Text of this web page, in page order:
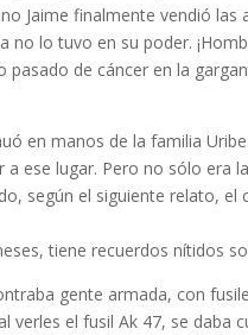
Jaime finalmente vendió las
lo tuvo en su poder.
de cáncer en la
en manos de la familia
ese lugar. Pero no sólo era
según el siguiente relato,
tiene recuerdos nítidos
gente armada, con
verles el fusil Ak 47, se daba